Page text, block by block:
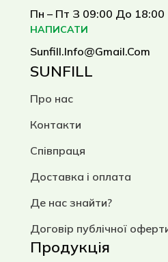
Пн – Пт З 09:00 До 18:00
НАПИСАТИ
Sunfill.info@gmail.com
SUNFILL
Про нас
Контакти
Співпраця
Доставка і оплата
Де нас знайти?
Договір публічної
Продукція